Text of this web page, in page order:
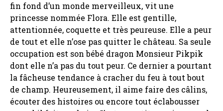
fin fond d’un monde merveilleux, vit une
princesse nommée Flora. Elle est gentille,
attentionnée, coquette et très peureuse. Elle a peur
de tout et elle n’ose pas quitter le château. Sa seule
occupation est son bébé dragon Monsieur Pikpik
dont elle n’a pas du tout peur. Ce dernier a pourtant
la fâcheuse tendance à cracher du feu à tout bout
de champ. Heureusement, il aime faire des câlins,
écouter des histoires ou encore tout éclabousser